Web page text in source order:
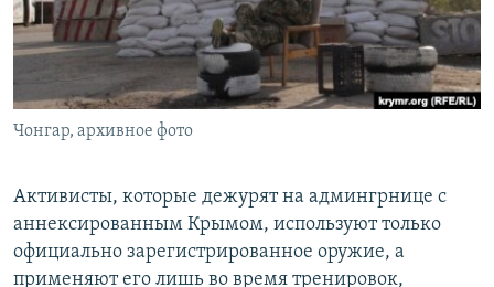
ПОБЕДИТЕЛЕЙ НЕ СУДЯТ?
КРЫМ.НЕПОКОРЕННЫЙ
ELIFBE
УКРАИНСКАЯ ПРОБЛЕМА КРЫМА
ПРИСОЕДИНЯЙТЕСЬ!
Чонгар, архивное фото
Активисты, которые дежурят на админгрнице с
аннексированным Крымом, используют только
официально зарегистрированное оружие, а
применяют его лишь во время тренировок,